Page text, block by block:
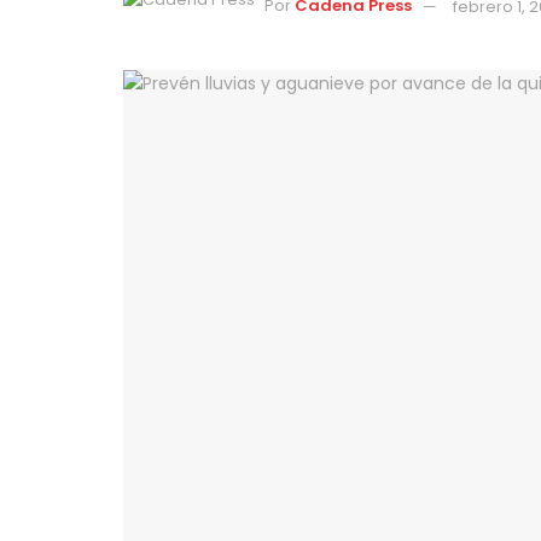
Por Cadena Press febrero 1,